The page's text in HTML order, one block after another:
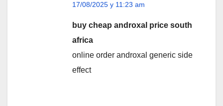
17/08/2025 у 11:23 am
buy cheap androxal price south
africa
online order androxal generic side
effect